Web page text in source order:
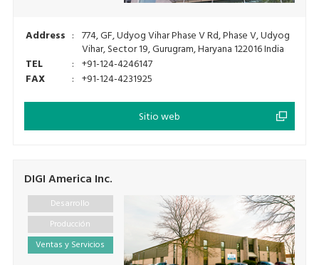
Address : 774, GF, Udyog Vihar Phase V Rd, Phase V, Udyog
Vihar, Sector 19, Gurugram, Haryana 122016 India
TEL
: +91-124-4246147
FAX
: +91-124-4231925
Sitio web
DIGI America Inc.
Desarrollo
Producción
Ventas y Servicios